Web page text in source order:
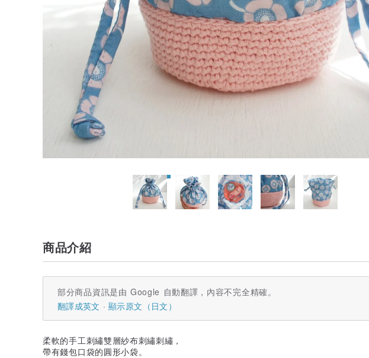
商品介紹
部分商品資訊是由 Google 自動翻譯，內容不完全精確。
翻譯成英文
顯示原文（日文）
柔軟的手工刺繡雙層紗布刺繡刺繡，
帶有錢包口袋的圓形小袋。